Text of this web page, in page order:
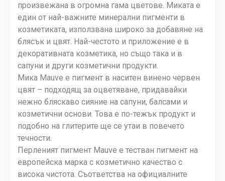
произвежана в огромна гама цветове. Миката е
един от най-важните минерални пигменти в
козметиката, използвана широко за добавяне на
блясък и цвят. Най-честото и приложение е в
декоративната козметика, но също така и в
сапуни и други козметични продукти.
Мика Mauve е пигмент в наситен винено червен
цвят – подходящ за оцветяване, придавайки
нежно бляскаво сияние на сапуни, балсами и
козметични основи. Това е по-тежък продукт и
подобно на глитерите ще се утаи в повечето
течности.
Перленият пигмент Mauve е тестван пигмент на
европейска марка с козметично качество с
висока чистота. Съответства на официалните